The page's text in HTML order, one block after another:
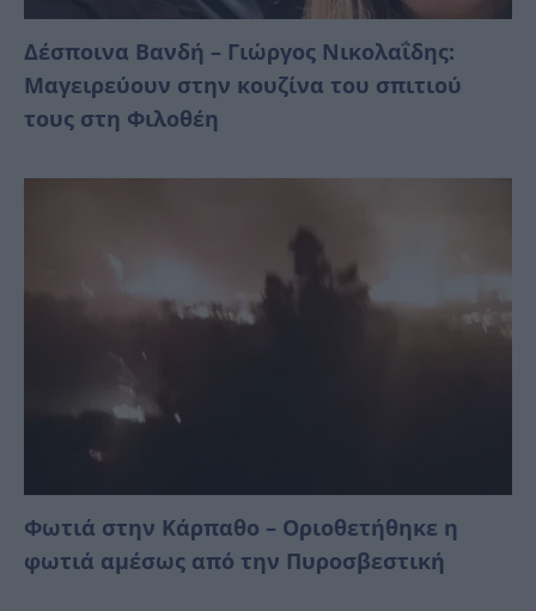
Δέσποινα Βανδή – Γιώργος Νικολαΐδης:
Μαγειρεύουν στην κουζίνα του σπιτιού
τους στη Φιλοθέη
Φωτιά στην Κάρπαθο – Οριοθετήθηκε η
φωτιά αμέσως από την Πυροσβεστική